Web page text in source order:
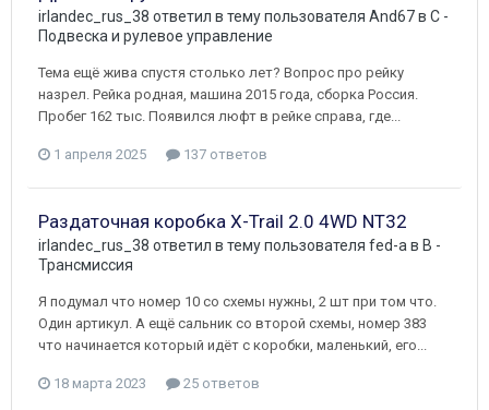
irlandec_rus_38 ответил в тему пользователя And67в C -
Подвеска и рулевое управление
Тема ещё жива спустя столько лет? Вопрос про рейку
назрел. Рейка родная, машина 2015 года, сборка Россия.
Пробег 162 тыс. Появился люфт в рейке справа, где...
1 апреля 2025 137 ответов
Раздаточная коробка X-Trail 2.0 4WD NT32
irlandec_rus_38 ответил в тему пользователя fed-a в B -
Трансмиссия
Я подумал что номер 10 со схемы нужны, 2 шт при том что.
Один артикул. А ещё сальник со второй схемы, номер 383
что начинается который идёт с коробки, маленький, его...
18 марта 2023 25 ответов